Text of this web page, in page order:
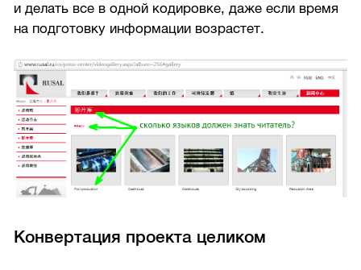
и делать все в одной кодировке, даже если время
на подготовку информации возрастет.
Конвертация проекта целиком